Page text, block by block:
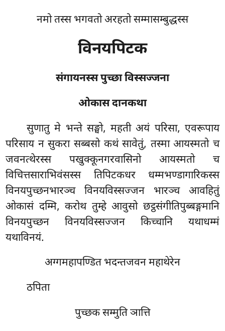
नमो तस्स भगवतो अरहतो सम्मासम्बुद्धस्स
विनयपिटक
संगायनस्स पुच्छा विस्सज्जना
ओकास दानकथा
सुणातुमे भन्ते सङ्घो, महती अयं परिसा, एवरूपाय
परिसाय न सुकरा सब्बसो कथं सावेतुं, तस्मा आयस्मतो च
जवनत्थेरस्स पखुक्कूनगरवासिनो आयस्मतो च
विचित्तसाराभिवंसस्स तिपिटकधर धम्मभण्डागारिकस्स
विनयपुच्छनभारञ्च विनयविस्सज्जन भारञ्च आवहितुं
ओकासं दम्मि, करोथ तुम्हे आवुसो छट्ठसंगीतिपुब्बङ्गमानि
विनयपुच्छन विनयविस्सज्जन किच्चानि यथाधम्मं
यथाविनयं.
अग्गमहापण्डितभदन्तजवन महाथेरेन
ठपिता
पुच्छक सम्मुति ञात्ति